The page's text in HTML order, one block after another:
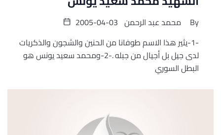
By محمد عبد الرحمن
2005-04-03
-1-يثير هذا الاسم طوفانا من الحنين والشجون والذكريات
لدى جيل بل أجيال من جبله .-2-ومحمد سعيد يونس هو
البطل السوري